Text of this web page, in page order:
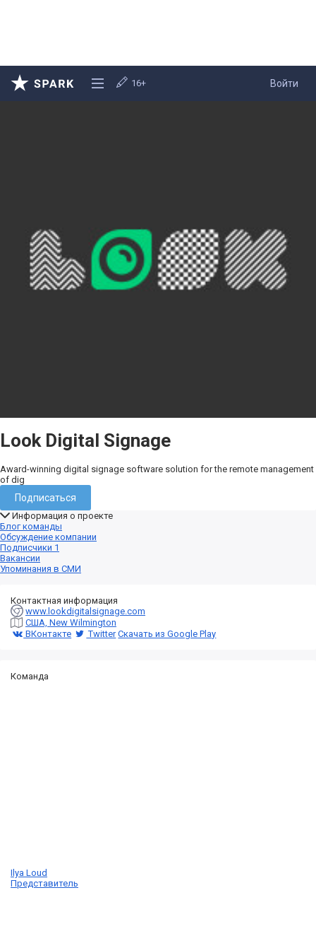
Войти
16+
Look Digital Signage
Award-winning digital signage software solution for the remote management
of dig
Подписаться
Информация о проекте
Блог команды
Обсуждение компании
Подписчики 1
Вакансии
Упоминания в СМИ
Контактная информация
www.lookdigitalsignage.com
США, New Wilmington
ВКонтакте
Twitter Скачать из Google Play
Команда
Ilya Loud
Представитель